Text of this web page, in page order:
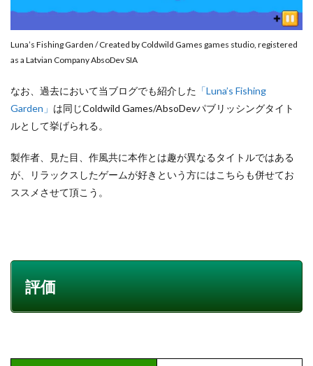
Luna’s Fishing Garden / Created by Coldwild Games games studio, registered
as a Latvian Company AbsoDev SIA
なお、過去において当ブログでも紹介した 「Luna’s Fishing
Garden」 は同じColdwild Games/AbsoDevパブリッシングタイト
ルとして挙げられる。
製作者、見た目、作風共に本作とは趣が異なるタイトルではある
が、リラックスしたゲームが好きという方にはこちらも併せてお
ススメさせて頂こう。
評価